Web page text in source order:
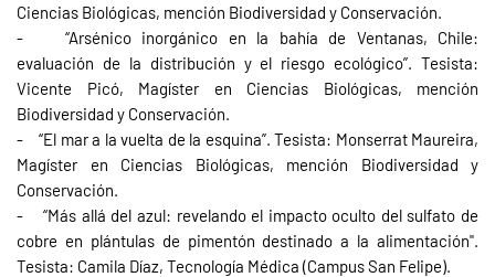
Ciencias Biológicas, mención Biodiversidad y Conservación.
- “Arsénico inorgánico en la bahía de Ventanas, Chile:
evaluación de la distribución y el riesgo ecológico”. Tesista:
Vicente Picó, Magíster en Ciencias Biológicas, mención
Biodiversidad y Conservación.
- “El mar a la vuelta de la esquina”. Tesista: Monserrat Maureira,
Magíster en Ciencias Biológicas, mención Biodiversidad y
Conservación.
- “Más allá del azul: revelando el impacto oculto del sulfato de
cobre en plántulas de pimentón destinado a la alimentación".
Tesista: Camila Díaz, Tecnología Médica (Campus San Felipe).